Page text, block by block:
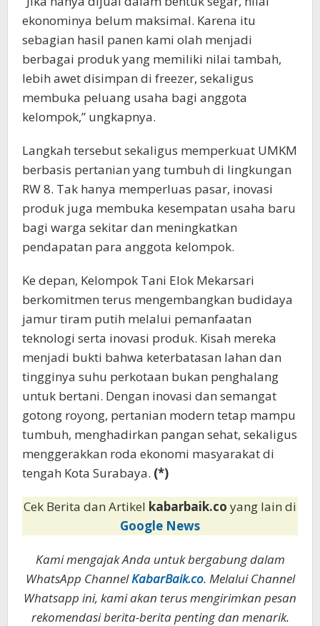
ekonominya belum maksimal. Karena itu
sebagian hasil panen kami olah menjadi
berbagai produk yang memiliki nilai tambah,
lebih awet disimpan di freezer, sekaligus
membuka peluang usaha bagi anggota
kelompok,” ungkapnya.
Langkah tersebut sekaligus memperkuat UMKM
berbasis pertanian yang tumbuh di lingkungan
RW 8. Tak hanya memperluas pasar, inovasi
produk juga membuka kesempatan usaha baru
bagi warga sekitar dan meningkatkan
pendapatan para anggota kelompok.
Ke depan, Kelompok Tani Elok Mekarsari
berkomitmen terus mengembangkan budidaya
jamur tiram putih melalui pemanfaatan
teknologi serta inovasi produk. Kisah mereka
menjadi bukti bahwa keterbatasan lahan dan
tingginya suhu perkotaan bukan penghalang
untuk bertani. Dengan inovasi dan semangat
gotong royong, pertanian modern tetap mampu
tumbuh, menghadirkan pangan sehat, sekaligus
menggerakkan roda ekonomi masyarakat di
tengah Kota Surabaya. (*)
Cek Berita dan Artikel kabarbaik.co yang lain di
Google News
Kami mengajak Anda untuk bergabung dalam
WhatsApp ChannelKabarBaik.co. Melalui Channel
Whatsapp ini, kami akan terus mengirimkan pesan
rekomendasi berita-berita penting dan menarik.